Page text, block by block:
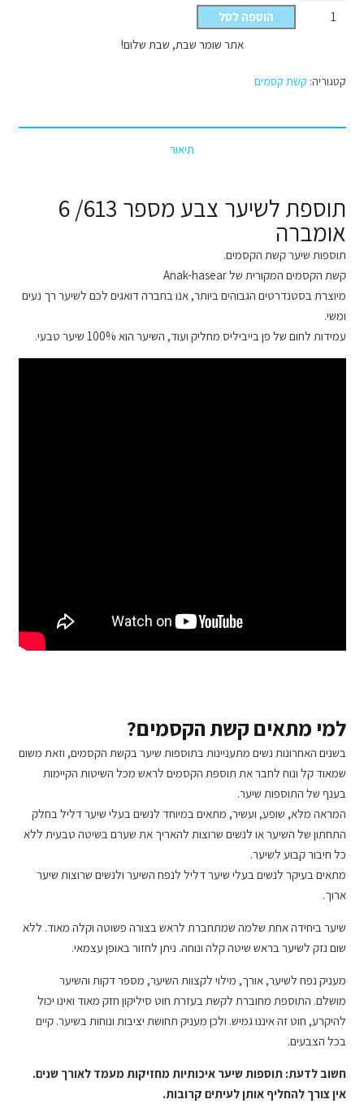
כמות
צבע
613
הוספה לסל
אתר שומר שבת, שבת שלום!
קטגוריה: קשת קסמים
תיאור
תוספת לשיער צבע מספר 613/ 6
אומברה
תוספות שיער קשת הקסמים.
קשת הקסמים המקורית של Anak-hasear
מיוצרת בסטנדרטים הגבוהים ביותר, אנו בחברה דואגים לכם לשיער רך נעים
ומשי.
עמידות לחום של פן בייביליס מחליק ועוד, השיער הוא 100% שיער טבעי.
למי מתאים קשת הקסמים?
בשנים האחרונות נשים מתעניינות בתוספות שיער בקשת הקסמים, וזאת משום
שמאוד קל ונוח לחבר את תוספת הקסמים לראש מכל השיטות הקיימות
בענף של התוספות שיער.
המראה מלא, שופע, ועשיר, מתאים במיוחד לנשים בעלי שיער דליל בחלק
התחתון של השיער או לנשים שרוצות להאריך את שערם בשיטה טבעית ללא
כל חיבור קבוע לשיער.
מתאים בעיקר לנשים בעלי שיער דליל לנפח השיער ולנשים שרוצות שיער
ארוך.
שיער ביחידה אחת שלמה שמתחברת לראש בצורה פשוטה וקלה מאוד. ללא
שום נזק לשיער בראש שיטה קלה ונוחה. ניתן לחזור באופן עצמאי.
מעניק נפח לשיער, אורך, מילוי לקצוות השיער, מספר דקות והשיער
מושלם. התוספת מחוברת לקשת בעזרת חוט סיליקון חזק מאוד ואינו יכול
להיקרע, חוט זה איננו גמיש. ולכן מעניק תחושת יציבות ונוחות בשיער. קיים
בכל הצבעים.
חשוב לדעת: תוספות שיער איכותיות מחזיקות מעמד לאורך שנים.
אין צורך להחליף אותן לעיתים קרובות.